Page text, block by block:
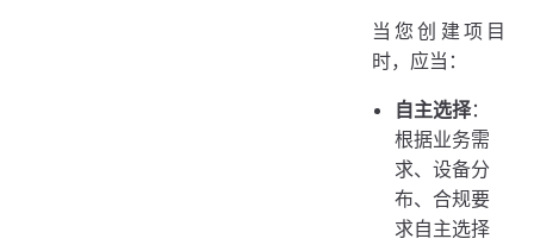
当您创建项目
时，应当：
自主选择：
根据业务需
求、设备分
布、合规要
求自主选择